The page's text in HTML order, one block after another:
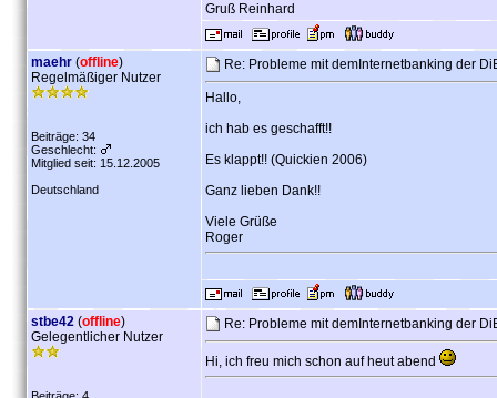
Gruß Reinhard
maehr (offline)
Regelmäßiger Nutzer
Beiträge: 34
Geschlecht:
Mitglied seit: 15.12.2005
Deutschland
Re: Probleme mit demInternetbanking der
Hallo,
ich hab es geschafft!!
Es klappt!! (Quickien 2006)
Ganz lieben Dank!!
Viele Grüße
Roger
stbe42 (offline)
Gelegentlicher Nutzer
Re: Probleme mit demInternetbanking der
Hi, ich freu mich schon auf heut abend